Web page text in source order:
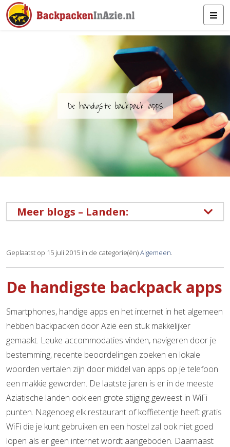
De handigste backpack apps
Meer blogs – Landen:
Geplaatst op 15 juli 2015 in de categorie(ën)Algemeen.
De handigste backpack apps
Smartphones, handige apps en het internet in het algemeen
hebben backpacken door Azië een stuk makkelijker
gemaakt. Leuke accommodaties vinden, navigeren door je
bestemming, recente beoordelingen zoeken en lokale
woorden vertalen zijn door middel van apps op je telefoon
een makkie geworden. De laatste jaren is er in de meeste
Aziatische landen ook een grote stijging geweest in WiFi
punten. Nagenoeg elk restaurant of koffietentje heeft gratis
WiFi die je kunt gebruiken en een hostel zal ook niet goed
lopen als er geen internet wordt aangeboden. Daarnaast